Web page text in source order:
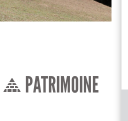
PATRIMOINE